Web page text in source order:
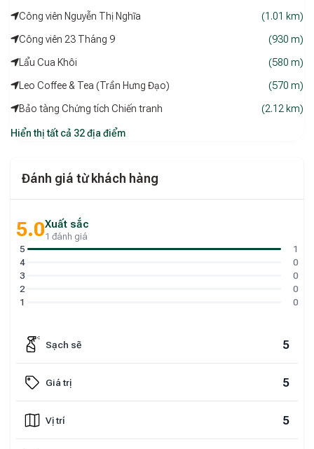
Công viên Nguyễn Thị Nghĩa (1.01 km)
Công viên 23 Tháng 9 (930 m)
Lẩu Cua Khôi (580 m)
Leo Coffee & Tea (Trần Hưng Đạo) (570 m)
Bảo tàng Chứng tích Chiến tranh (2.12 km)
Hiển thị tất cả 32 địa điểm
Đánh giá từ khách hàng
5.0Xuất sắc
1 đánh giá
5
1
4
0
3
0
2
0
1
0
Sạch sẽ 5
Giá trị 5
Vị trí 5